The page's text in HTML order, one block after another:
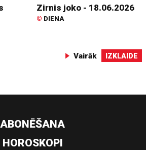
Zirnis joko - 18.06.2026
© DIENA
Vairāk IZKLAIDE
ABONĒŠANA
HOROSKOPI